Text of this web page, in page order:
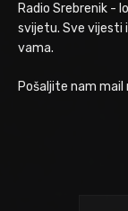
Radio Srebrenik -
svijetu. Sve vijesti
vama.
Pošaljite nam mail